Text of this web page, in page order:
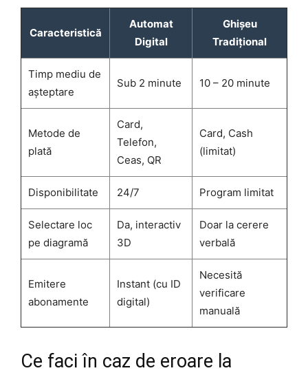
Caracteristică
Automat
Digital
Ghișeu
Tradițional
Timp mediu de
așteptare
Sub 2 minute 10 – 20 minute
Metode de
plată
Card,
Telefon,
Ceas, QR
Card, Cash
(limitat)
Disponibilitate 24/7 Program limitat
Selectare loc
pe diagramă
Da, interactiv
3D
Doar la cerere
verbală
Emitere
abonamente
Instant (cu ID
digital)
Necesită
verificare
manuală
Ce faci în caz de eroare la